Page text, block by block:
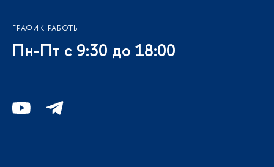
ГРАФИК РАБОТЫ
Пн-Пт с 9:30 до 18:00